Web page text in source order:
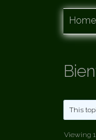
Home
This
Viewing